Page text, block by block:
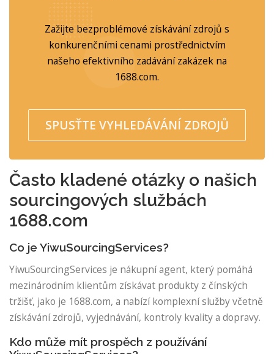
Zažijte bezproblémové získávání zdrojů s
konkurenčními cenami prostřednictvím
našeho efektivního zadávání zakázek na
1688.com.
SPUSŤTE VYHLEDÁVÁNÍ ZDROJŮ
Často kladené otázky o našich
sourcingových službách
1688.com
Co je YiwuSourcingServices?
YiwuSourcingServices je nákupní agent, který pomáhá
mezinárodním klientům získávat produkty z čínských
tržišť, jako je 1688.com, a nabízí komplexní služby včetně
získávání zdrojů, vyjednávání, kontroly kvality a dopravy.
Kdo může mít prospěch z používání